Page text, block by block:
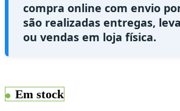
compra online com envio
são realizadas entregas,
ou vendas em loja física.
Em stock